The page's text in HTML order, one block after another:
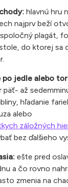
hlavnú hru
najprv beží
plagát,
do ktorej sa
po jedle alebo
päť- až
hľadanie
alebo
záložných
bez ďalšieho
ešte pred
a čo rovno
zmenia na